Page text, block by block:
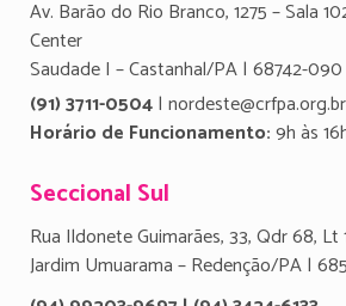
Av. Barão do Rio Branco, 1275 – Sala
Center
Saudade I – Castanhal/PA | 68742-090
(91) 3711-0504| nordeste@crfpa.org.br
Horário de Funcionamento:9h às
Seccional Sul
Rua Ildonete Guimarães, 33, Qdr 68, Lt
Jardim Umuarama – Redenção/PA |